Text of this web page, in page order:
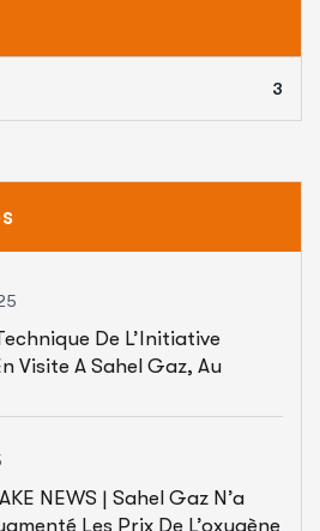
3
De L’Initiative
Visite A Sahel Gaz, Au
NEWS | Sahel Gaz N’a
Les Prix De L’oxygène